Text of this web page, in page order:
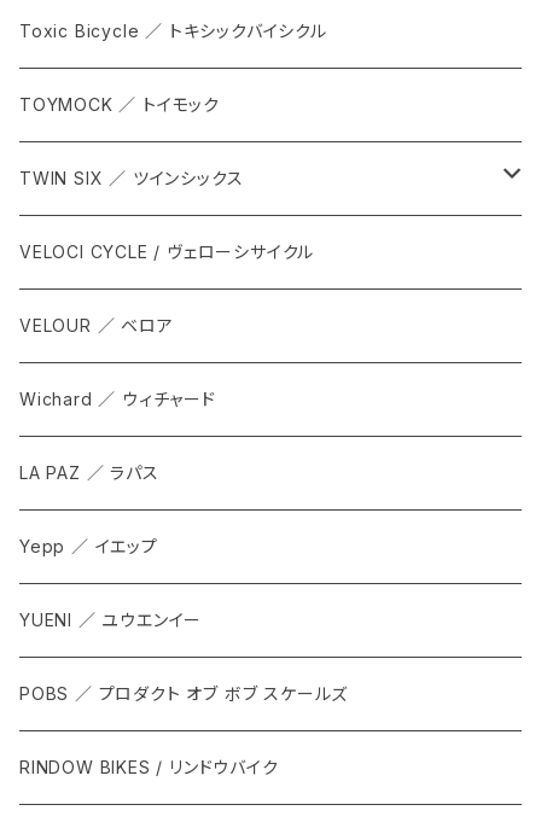
Toxic Bicycle ／ トキシックバイシクル
TOYMOCK ／ トイモック
TWIN SIX ／ ツインシックス
ALL
Tops
Bottoms
Accesorries
VELOCI CYCLE / ヴェローシサイクル
VELOUR ／ ベロア
Wichard ／ ウィチャード
LA PAZ ／ ラパス
Yepp ／ イエップ
YUENI ／ ユウエンイー
POBS ／ プロダクト オブ ボブ スケールズ
RINDOW BIKES / リンドウバイク